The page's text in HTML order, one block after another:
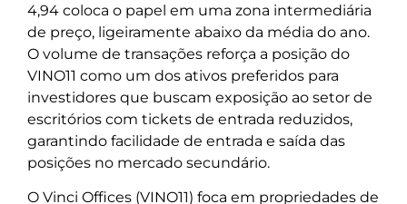
4,94 coloca o papel em uma zona intermediária
de preço, ligeiramente abaixo da média do ano.
O volume de transações reforça a posição do
VINO11 como um dos ativos preferidos para
investidores que buscam exposição ao setor de
escritórios com tickets de entrada reduzidos,
garantindo facilidade de entrada e saída das
posições no mercado secundário.
O Vinci Offices (VINO11) foca em propriedades de